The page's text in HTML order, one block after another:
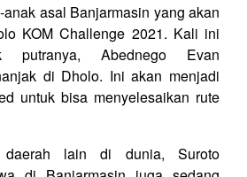
asal Banjarmasin yang akan
KOM Challenge 2021. Kali ini
putranya, Abednego Evan
di Dholo. Ini akan menjadi
untuk bisa menyelesaikan rute
daerah lain di dunia, Suroto